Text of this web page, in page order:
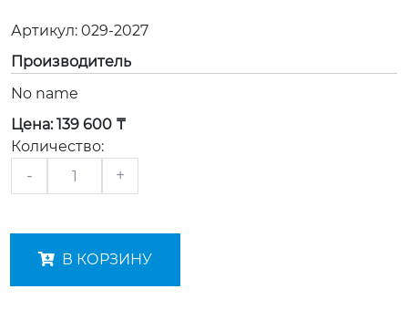
Артикул: 029-2027
Производитель
No name
Цена: 139 600 ₸
Количество:
- +
В КОРЗИНУ